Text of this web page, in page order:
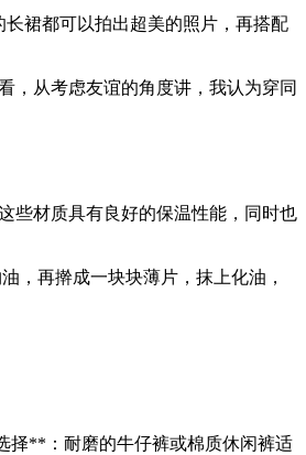
裙都可以拍出超美的照片，再搭配
，从考虑友谊的角度讲，我认为穿同
些材质具有良好的保温性能，同时也
，再擀成一块块薄片，抹上化油，
择**：耐磨的牛仔裤或棉质休闲裤适